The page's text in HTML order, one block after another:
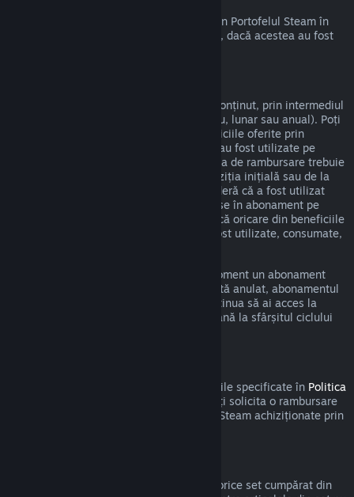
Poți cere o rambursare pentru fondurile din Portofelul Steam în
termen de paisprezece zile de la achiziție, dacă acestea au fost
Steam oferă acces la anumite servicii și conținut, prin intermediul
unor plăți periodice automate (de exemplu, lunar sau anual). Poți
cere rambursarea sumei plătite dacă serviciile oferite prin
intermediul unui astfel de abonament nu au fost utilizate pe
durata ciclului curent de facturare. Cererea de rambursare trebuie
efectuată în cel mult 48 de ore de la achiziția inițială sau de la
reînnoirea automată. Conținutul se consideră că a fost utilizat
dacă a fost jucat oricare din titlurile incluse în abonament pe
durata ciclului de facturare curent sau dacă oricare din beneficiile
sau reducerile incluse în abonament au fost utilizate, consumate,
Te rugăm să reții că poți anula în orice moment un abonament
. Odată anulat, abonamentul
nu va mai fi reînnoit automat, dar vei continua să ai acces la
conținutul și beneficiile abonamentului până la sfârșitul ciclului
În cadrul procesului și a perioadei aplicabile specificate în Politica
, poți solicita o rambursare
pentru produsele hardware și accesoriile Steam achiziționate prin
Poți primi o rambursare completă pentru orice set cumpărat din